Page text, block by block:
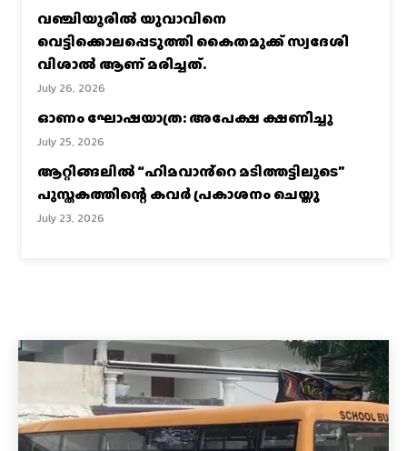
വഞ്ചിയൂരില്‍ യുവാവിനെ
വെട്ടിക്കൊലപ്പെടുത്തി കൈതമുക്ക് സ്വദേശി
വിശാല്‍ ആണ് മരിച്ചത്.
July 26, 2026
ഓണം ഘോഷയാത്ര: അപേക്ഷ ക്ഷണിച്ചു
July 25, 2026
ആറ്റിങ്ങലിൽ “ഹിമവാൻ്റെ മടിത്തട്ടിലൂടെ”
പുസ്തകത്തിന്റെ കവർ പ്രകാശനം ചെയ്തു
July 23, 2026